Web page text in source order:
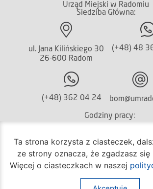
Urząd Miejski w Radomiu
Siedziba Główna:
ul. Jana Kilińskiego 30
26-600 Radom
(+48) 48
(+48) 362 04 24
Godziny pracy:
poniedziałek – piątek
godz.
7:30 – 16:30
Ta strona korzysta z ciasteczek,
ze strony oznacza, że zgadzasz się
Więcej o ciasteczkach w naszej